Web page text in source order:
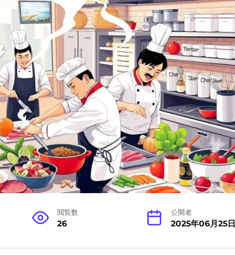
閲覧数
26
公開者
2025年06月25日